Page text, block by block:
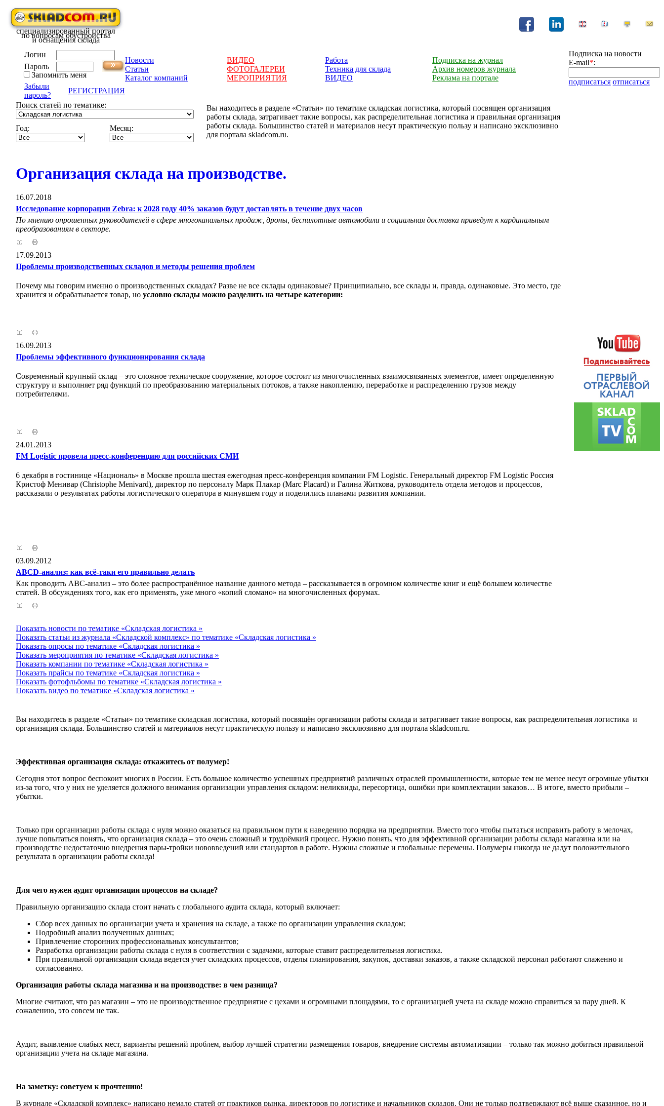
специализированный портал
по вопросам обустройства
и оснащения склада
Логин
Пароль
Запомнить меня
Забыли
пароль?
РЕГИСТРАЦИЯ
Новости ВИДЕО Работа
Подписка на журнал
Статьи
ФОТОГАЛЕРЕИ Техника для склада
Архив номеров журнала
Каталог компаний
МЕРОПРИЯТИЯ ВИДЕО Реклама на портале
Подписка на новости
E-mail*:
подписаться отписаться
Поиск статей по тематике:
Год: Месяц:
Вы находитесь в разделе «Статьи» по тематике складская логистика, который посвящен организация
работы склада, затрагивает такие вопросы, как распределительная логистика и правильная организация
работы склада. Большинство статей и материалов несут практическую пользу и написано эксклюзивно
для портала skladcom.ru.
Организация склада на производстве.
16.07.2018
Исследование корпорации Zebra: к 2028 году 40% заказов будут доставлять в течение двух часов
По мнению опрошенных руководителей в сфере многоканальных продаж, дроны, беспилотные автомобили и социальная доставка приведут к кардинальным
преобразованиям в секторе.
17.09.2013
Проблемы производственных складов и методы решения проблем
Почему мы говорим именно о производственных складах? Разве не все склады одинаковые? Принципиально, все склады и, правда, одинаковые. Это место, где
хранится и обрабатывается товар, но условно склады можно разделить на четыре категории:
16.09.2013
Проблемы эффективного функционирования склада
Современный крупный склад – это сложное техническое сооружение, которое состоит из многочисленных взаимосвязанных элементов, имеет определенную
структуру и выполняет ряд функций по преобразованию материальных потоков, а также накоплению, переработке и распределению грузов между
потребителями.
24.01.2013
FM Logistic провела пресс-конференцию для российских СМИ
6 декабря в гостинице «Националь» в Москве прошла шестая ежегодная пресс-конференция компании FM Logistic. Генеральный директор FM Logistic Россия
Кристоф Менивар (Christophe Menivard), директор по персоналу Марк Плакар (Marc Placard) и Галина Житкова, руководитель отдела методов и процессов,
рассказали о результатах работы логистического оператора в минувшем году и поделились планами развития компании.
03.09.2012
АВСD-анализ: как всё-таки его правильно делать
Как проводить АВС-анализ – это более распространённое название данного метода – рассказывается в огромном количестве книг и ещё большем количестве
статей. В обсуждениях того, как его применять, уже много «копий сломано» на многочисленных форумах.
Показать новости по тематике «Складская логистика »
Показать статьи из журнала «Складской комплекс» по тематике «Складская логистика »
Показать опросы по тематике «Складская логистика »
Показать мероприятия по тематике «Складская логистика »
Показать компании по тематике «Складская логистика »
Показать прайсы по тематике «Складская логистика »
Показать фотофльбомы по тематике «Складская логистика »
Показать видео по тематике «Складская логистика »
Вы находитесь в разделе «Статьи» по тематике складская логистика, который посвящён организации работы склада и затрагивает такие вопросы, как распределительная логистика и
организация склада. Большинство статей и материалов несут практическую пользу и написано эксклюзивно для портала skladcom.ru.
Эффективная организация склада: откажитесь от полумер!
Сегодня этот вопрос беспокоит многих в России. Есть большое количество успешных предприятий различных отраслей промышленности, которые тем не менее несут огромные убытки
из-за того, что у них не уделяется должного внимания организации управления складом: неликвиды, пересортица, ошибки при комплектации заказов… В итоге, вместо прибыли –
убытки.
Только при организации работы склада с нуля можно оказаться на правильном пути к наведению порядка на предприятии. Вместо того чтобы пытаться исправить работу в мелочах,
лучше попытаться понять, что организация склада – это очень сложный и трудоёмкий процесс. Нужно понять, что для эффективной организации работы склада магазина или на
производстве недостаточно внедрения пары-тройки нововведений или стандартов в работе. Нужны сложные и глобальные перемены. Полумеры никогда не дадут положительного
результата в организации работы склада!
Для чего нужен аудит организации процессов на складе?
Правильную организацию склада стоит начать с глобального аудита склада, который включает:
Сбор всех данных по организации учета и хранения на складе, а также по организации управления складом;
Подробный анализ полученных данных;
Привлечение сторонних профессиональных консультантов;
Разработка организации работы склада с нуля в соответствии с задачами, которые ставит распределительная логистика.
При правильной организации склада ведется учет складских процессов, отделы планирования, закупок, доставки заказов, а также складской персонал работают слаженно и
согласованно.
Организация работы склада магазина и на производстве: в чем разница?
Многие считают, что раз магазин – это не производственное предприятие с цехами и огромными площадями, то с организацией учета на складе можно справиться за пару дней. К
сожалению, это совсем не так.
Аудит, выявление слабых мест, варианты решений проблем, выбор лучшей стратегии размещения товаров, внедрение системы автоматизации – только так можно добиться правильной
организации учета на складе магазина.
На заметку: советуем к прочтению!
В журнале «Складской комплекс» написано немало статей от практиков рынка, директоров по логистике и начальников складов. Они не только подтверждают всё выше сказанное, но и